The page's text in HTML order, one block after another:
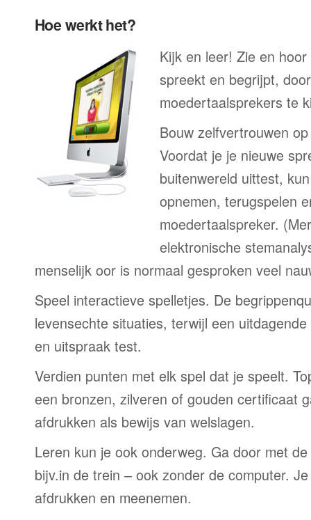
Hoe werkt het?
Kijk en leer! Zie en
spreekt en begrijpt,
moedertaalsprekers te
Bouw zelfvertrouwen
Voordat je je nieuwe
buitenwereld uittest,
opnemen, terugspelen
moedertaalspreker.
elektronische
menselijk oor is normaal gesproken veel
Speel interactieve spelletjes. De
levensechte situaties, terwijl een
en uitspraak test.
Verdien punten met elk spel dat je speelt.
een bronzen, zilveren of gouden certificaat
afdrukken als bewijs van welslagen.
Leren kun je ook onderweg. Ga door met
bijv.in de trein – ook zonder de computer.
afdrukken en meenemen.